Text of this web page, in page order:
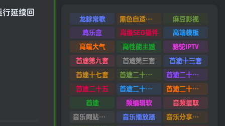
延续回
龙脉常歌 黑色自适应模板
麻豆影视
鸡乐盒
高级SEO插件
高端模板
高端大气
高性能主题
骆驼IPTV
首途第九套
首途第三套
首途十三套
首途十七套
首途二十四套
首途二十六套
首途二十五
首途二十二套
首途二十一套
首途
频编辑软
音频提取
音乐网站源码
音乐播放器
音乐分享平台源码